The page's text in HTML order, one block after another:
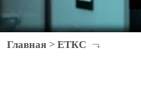
Главная > ЕТКС